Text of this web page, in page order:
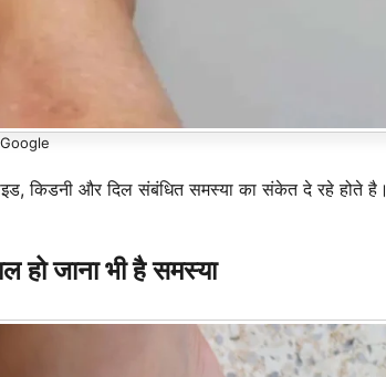
किडनी और दिल संबंधित समस्या का संकेत दे रहे होते है।
जाना भी है समस्या